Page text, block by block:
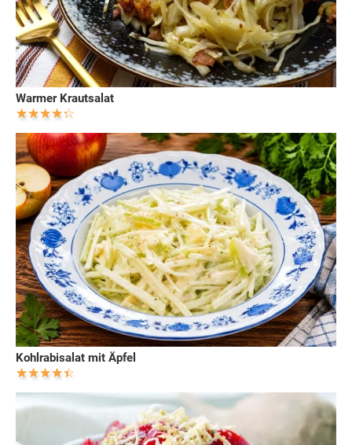
Warmer Krautsalat
Kohlrabisalat mit Äpfel